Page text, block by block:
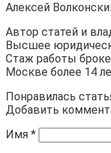
Алексей
Автор статей и
Высшее
Стаж работы
Москве более 14
Понравилась
Добавить
Имя *